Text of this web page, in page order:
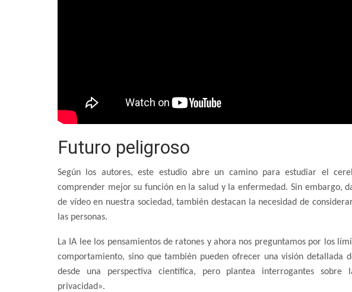
Futuro peligroso
Según los autores, este estudio abre un camino para estudiar el
comprender mejor su función en la salud y la enfermedad. Sin embargo,
de vídeo en nuestra sociedad, también destacan la necesidad de
las personas.
La IA lee los pensamientos de ratones y ahora nos preguntamos por los
comportamiento, sino que también pueden ofrecer una visión detallada
desde una perspectiva científica, pero plantea interrogantes sobre
privacidad».